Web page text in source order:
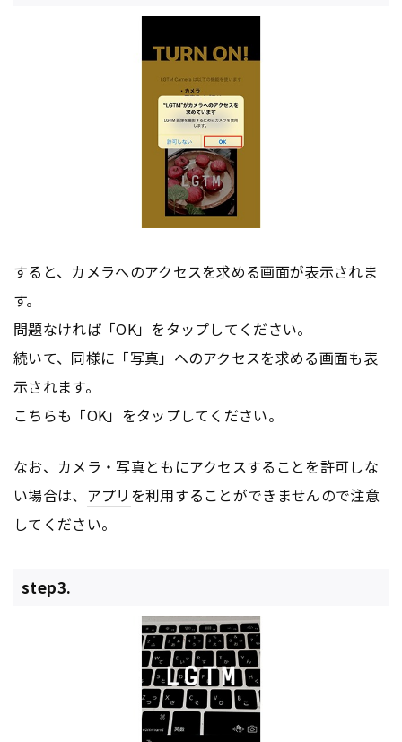
すると、カメラへのアクセスを求める画面が表示されま
す。
問題なければ「OK」をタップしてください。
続いて、同様に「写真」へのアクセスを求める画面も表
示されます。
こちらも「OK」をタップしてください。
なお、カメラ・写真ともにアクセスすることを許可しな
い場合は、 アプリ を利用することができませんので注意
してください。
step3.